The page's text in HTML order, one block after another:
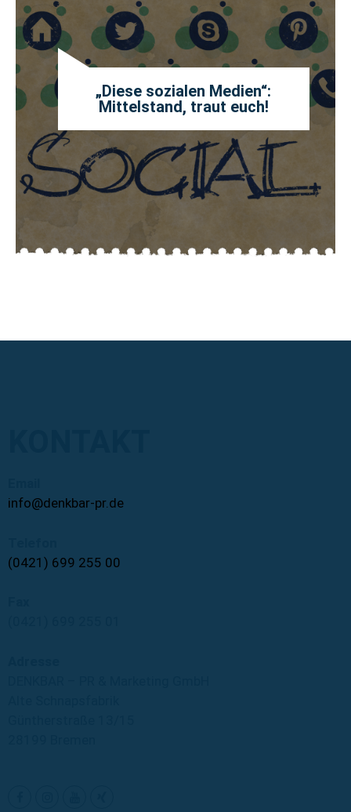
„Diese sozialen Medien“:
Mittelstand, traut euch!
info@denkbar-pr.de
(0421) 699 255 00